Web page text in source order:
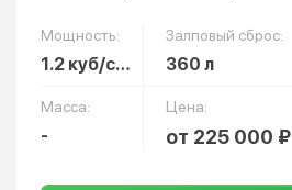
Мощность:
1.2 куб/сут
Залповый сброс:
360 л
Масса:
-
Цена:
от 225 000 ₽